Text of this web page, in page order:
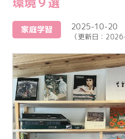
家庭学習 2025-10-20
（更新日：